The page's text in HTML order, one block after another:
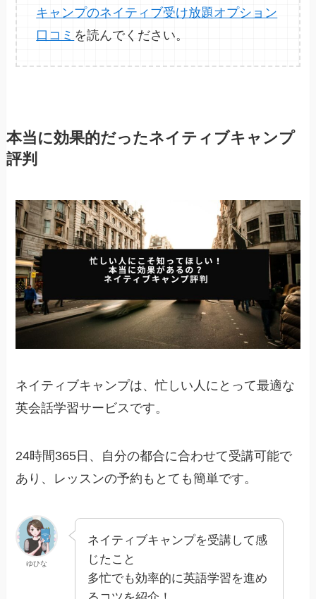
キャンプのネイティブ受け放題オプション
口コミ を読んでください。
本当に効果的だったネイティブキャンプ
評判
ネイティブキャンプは、忙しい人にとって最適な
英会話学習サービスです。
24時間365日、自分の都合に合わせて受講可能で
あり、レッスンの予約もとても簡単です。
ゆひな
ネイティブキャンプを受講して感
じたこと
多忙でも効率的に英語学習を進め